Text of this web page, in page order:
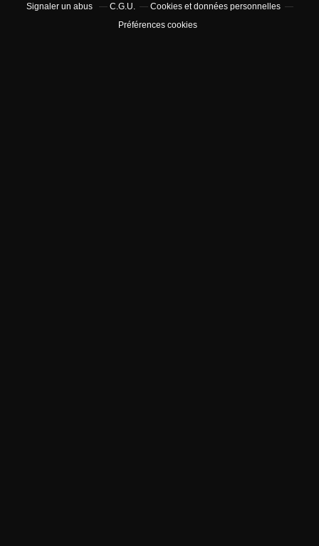
Signaler un abus
C.G.U.
Cookies et données personnelles
Préférences cookies